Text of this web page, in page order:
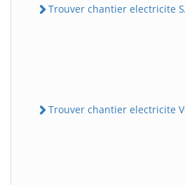
Trouver chantier electricite
Trouver chantier electricite